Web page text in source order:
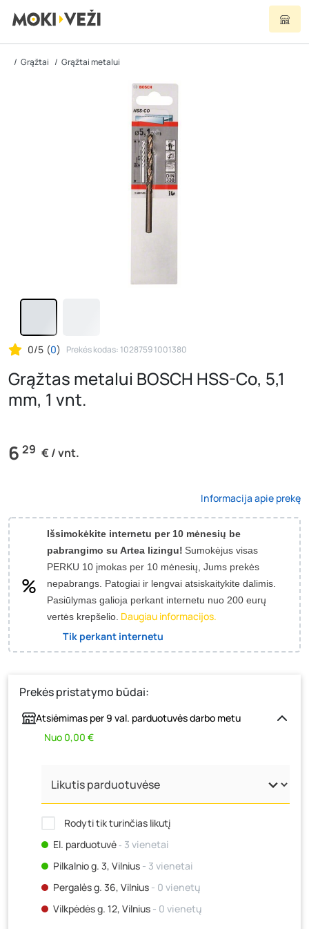
Grąžtai Grąžtai metalui
0/5 (0) Prekės kodas: 1028759 1001380
Grąžtas metalui BOSCH HSS-Co, 5,1
mm, 1 vnt.
6 29 € / vnt.
Informacija apie prekę
Išsimokėkite internetu per 10 mėnesių be
pabrangimo su Artea lizingu! Sumokėjus visas
PERKU 10 įmokas per 10 mėnesių, Jums prekės
nepabrangs. Patogiai ir lengvai atsiskaitykite dalimis.
Pasiūlymas galioja perkant internetu nuo 200 eurų
vertės krepšelio. Daugiau informacijos.
Tik perkant internetu
Prekės pristatymo būdai:
Atsiėmimas per 9 val. parduotuvės darbo metu
Nuo 0,00 €
Rodyti tik turinčias likutį
El. parduotuvė‐ 3 vienetai
Pilkalnio g. 3, Vilnius - 3 vienetai
Pergalės g. 36, Vilnius - 0 vienetų
Vilkpėdės g. 12, Vilnius - 0 vienetų